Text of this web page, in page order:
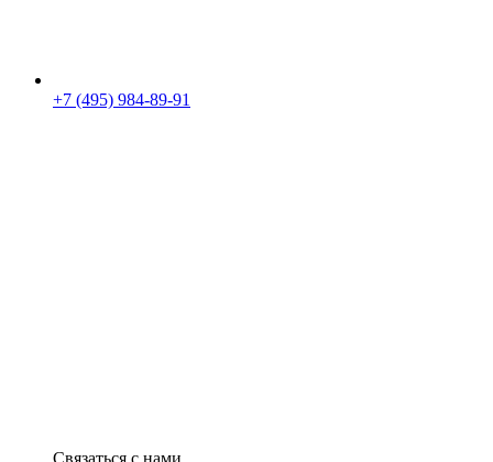
+7 (495) 984-89-91
Связаться с нами